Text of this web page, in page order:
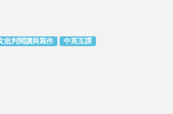
批判閱讀與寫作 中英互譯